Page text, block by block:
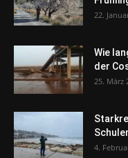
22.
Wie
der
25. März
4.